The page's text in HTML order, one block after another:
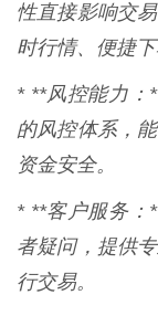
性直接影响交
时行情、便捷
* **风控能力：
的风控体系，
资金安全。
* **客户服务：
者疑问，提供
行交易。